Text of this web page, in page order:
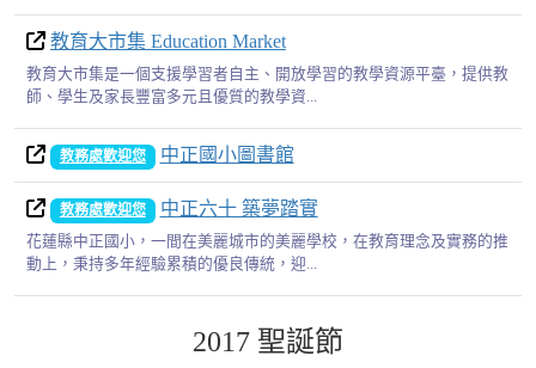
教育大市集 Education Market
教育大市集是一個支援學習者自主、開放學習的教學資源平臺，提供教
師、學生及家長豐富多元且優質的教學資...
教務處歡迎您 中正國小圖書館
教務處歡迎您 中正六十 築夢踏實
花蓮縣中正國小，一間在美麗城市的美麗學校，在教育理念及實務的推
動上，秉持多年經驗累積的優良傳統，迎...
2017 聖誕節
0 0 0